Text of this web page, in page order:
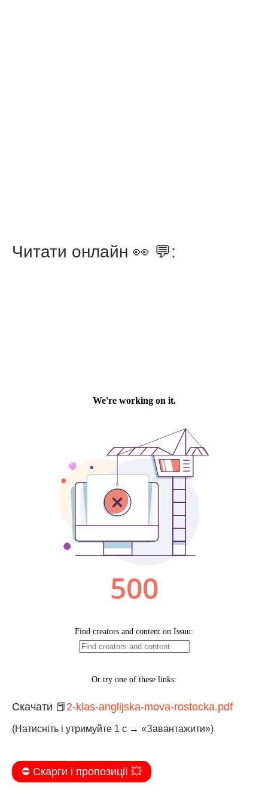
Читати онлайн 👀 💬:
Скачати 📕 2-klas-anglijska-mova-rostocka.pdf
(Натисніть і утримуйте 1 с → «Завантажити»)
⛔️ Скарги і пропозиції 💥